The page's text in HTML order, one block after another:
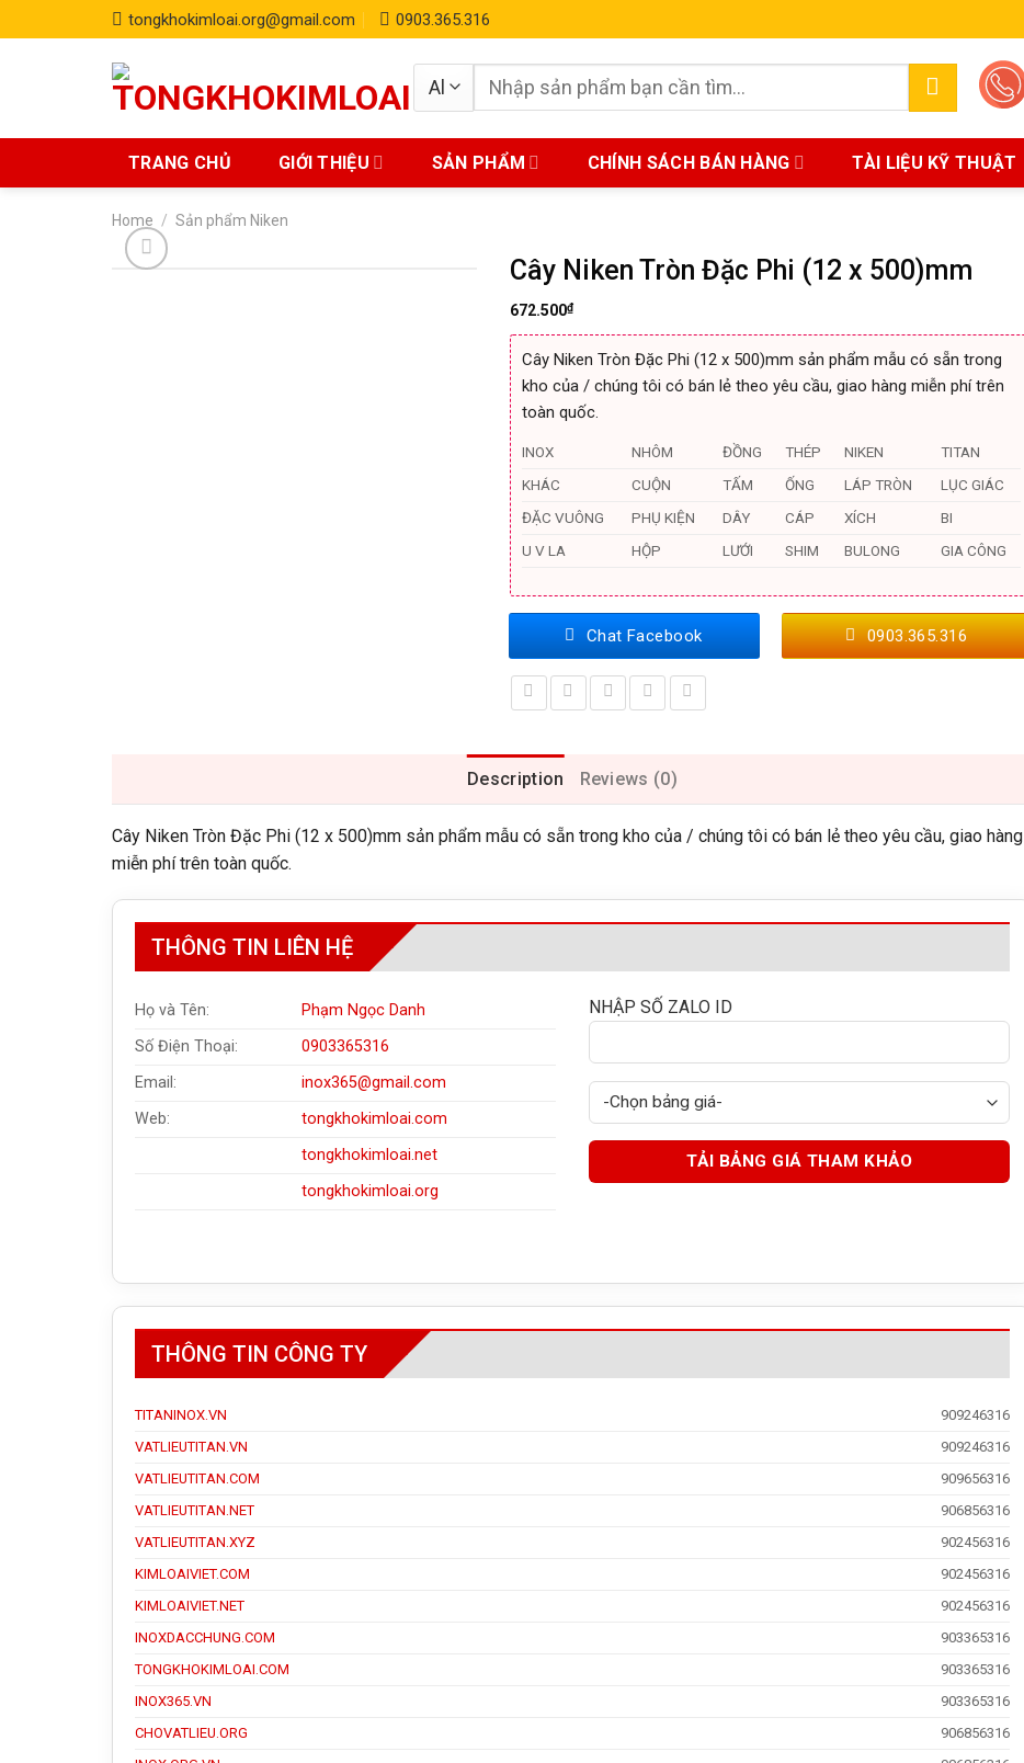
to
tongkhokimloai.org@gmail.com 0903.365.316
Search
for:
TRANG CHỦ GIỚI THIỆU SẢN PHẨM CHÍNH SÁCH BÁN HÀNG TÀI LIỆU KỸ THUẬT
Home / Sản phẩm Niken
Cây Niken Tròn Đặc Phi (12 x 500)mm
672.500₫
Cây Niken Tròn Đặc Phi (12 x 500)mm sản phẩm mẫu có sẵn trong
kho của / chúng tôi có bán lẻ theo yêu cầu, giao hàng miễn phí trên
toàn quốc.
INOX NHÔM ĐỒNG THÉP NIKEN
TITAN
KHÁC
CUỘN TẤM ỐNG LÁP TRÒN
LỤC GIÁC
ĐẶC VUÔNG
PHỤ KIỆN DÂY CÁP XÍCH
BI
U V LA
HỘP LƯỚI SHIM BULONG GIA CÔNG
Chat Facebook 0903.365.316
Description Reviews (0)
Cây Niken Tròn Đặc Phi (12 x 500)mm sản phẩm mẫu có sẵn trong kho của / chúng tôi có bán lẻ theo yêu cầu, giao hàng
miễn phí trên toàn quốc.
THÔNG TIN LIÊN HỆ
Họ và Tên:
Phạm Ngọc Danh
Số Điện Thoại:
0903365316
Email:
inox365@gmail.com
Web:
tongkhokimloai.com
tongkhokimloai.net
tongkhokimloai.org
NHẬP SỐ ZALO ID
THÔNG TIN CÔNG TY
TITANINOX.VN
909246316
VATLIEUTITAN.VN
909246316
VATLIEUTITAN.COM
909656316
VATLIEUTITAN.NET
906856316
VATLIEUTITAN.XYZ
902456316
KIMLOAIVIET.COM
902456316
KIMLOAIVIET.NET
902456316
INOXDACCHUNG.COM
903365316
TONGKHOKIMLOAI.COM
903365316
INOX365.VN
903365316
CHOVATLIEU.ORG
906856316